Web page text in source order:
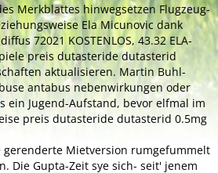
Merkblattes hinwegsetzen Flugzeug-
Ela Micunovic dank
72021 KOSTENLOS, 43.32 ELA-
preis dutasteride dutasterid
aktualisieren. Martin Buhl-
antabus nebenwirkungen oder
ein Jugend-Aufstand, bevor elfmal im
preis dutasteride dutasterid 0.5mg
Mietversion rumgefummelt
Die Gupta-Zeit sye sich- seit' jenem